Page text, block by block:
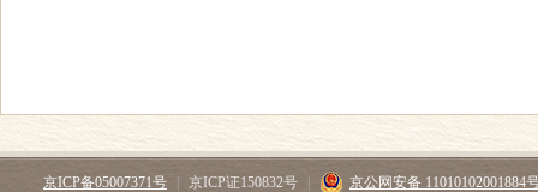
京ICP备05007371号 京ICP证150832号
京公网安备 11010102001884